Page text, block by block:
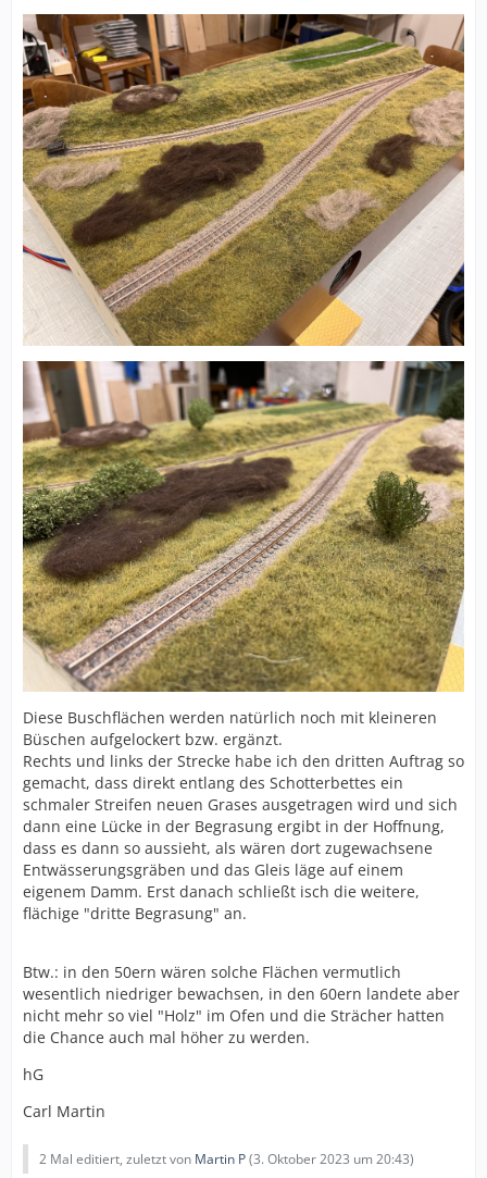
Diese Buschflächen werden natürlich noch mit kleineren
Büschen aufgelockert bzw. ergänzt.
Rechts und links der Strecke habe ich den dritten Auftrag so
gemacht, dass direkt entlang des Schotterbettes ein
schmaler Streifen neuen Grases ausgetragen wird und sich
dann eine Lücke in der Begrasung ergibt in der Hoffnung,
dass es dann so aussieht, als wären dort zugewachsene
Entwässerungsgräben und das Gleis läge auf einem
eigenem Damm. Erst danach schließt isch die weitere,
flächige "dritte Begrasung" an.
Btw.: in den 50ern wären solche Flächen vermutlich
wesentlich niedriger bewachsen, in den 60ern landete aber
nicht mehr so viel "Holz" im Ofen und die Strächer hatten
die Chance auch mal höher zu werden.
hG
Carl Martin
2 Mal editiert, zuletzt von Martin P(3. Oktober 2023 um 20:43)